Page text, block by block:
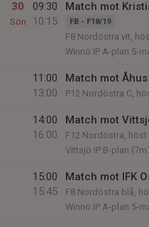
30
Sön
09:30
10:15
Match mot
FB - F18/19
F8 Nordöstra vit,
Winnö IP A-plan 5-
11:00
13:00
Match mot
P12 Nordöstra C,
14:00
16:00
Match mot
F12 Nordöstra, höst
Vittsjö IP B-plan
15:00
15:45
Match mot IFK
F8 Nordöstra blå,
Winnö IP A-plan 5-